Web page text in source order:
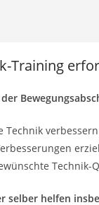
Training
Technik
Technik-
selber helfen